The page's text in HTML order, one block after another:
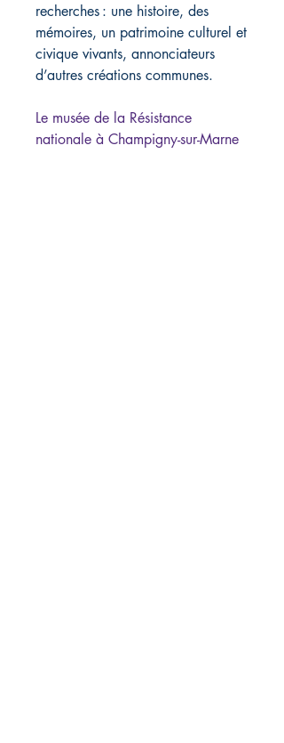
recherches : une histoire, des
mémoires, un patrimoine culturel et
civique vivants, annonciateurs
d’autres créations communes.
Le musée de la Résistance
nationale à Champigny-sur-Marne